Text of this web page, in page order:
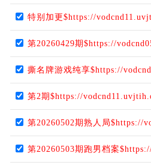
特别加更$https://
第20260429期$https://
撕名牌游戏纯享$https://
第2期$https://
第20260502期熟人局$https://
第20260503期跑男档案